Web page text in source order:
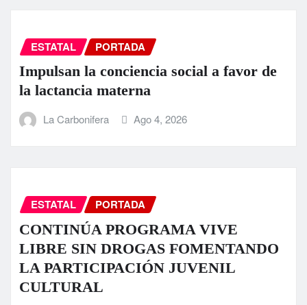
ESTATAL PORTADA
Impulsan la conciencia social a favor de
la lactancia materna
La Carbonifera Ago 4, 2026
ESTATAL PORTADA
CONTINÚA PROGRAMA VIVE
LIBRE SIN DROGAS FOMENTANDO
LA PARTICIPACIÓN JUVENIL
CULTURAL